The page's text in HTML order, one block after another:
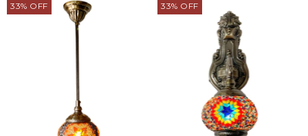
33% OFF 33% OFF